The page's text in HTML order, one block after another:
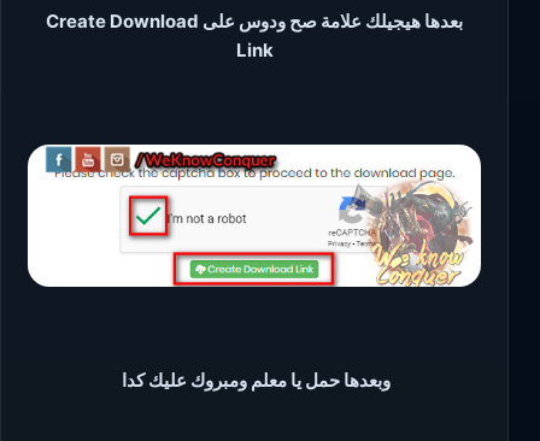
بعدها هيجيلك علامة صح ودوس على Create Download
Link
وبعدها حمل يا معلم ومبروك عليك كدا